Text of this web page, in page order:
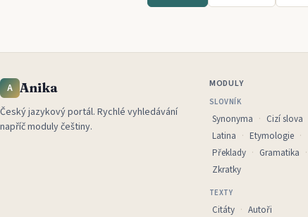
A Anika
Český jazykový portál. Rychlé vyhledávání
napříč moduly češtiny.
MODULY
SLOVNÍK
Synonyma
Cizí slova
Latina
Etymologie
Překlady
Gramatika
Zkratky
TEXTY
Citáty Autoři